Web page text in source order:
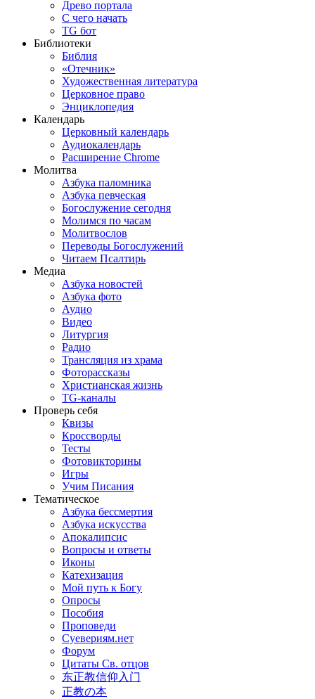
Древо портала
С чего начать
TG бот
Библиотеки
Библия
«Отечник»
Художественная литература
Церковное право
Энциклопедия
Календарь
Церковный календарь
Аудиокалендарь
Расширение Chrome
Молитва
Азбука паломника
Азбука певческая
Богослужение сегодня
Молимся по часам
Молитвослов
Переводы Богослужений
Читаем Псалтирь
Медиа
Азбука новостей
Азбука фото
Аудио
Видео
Литургия
Радио
Трансляция из храма
Фоторассказы
Христианская жизнь
TG-каналы
Проверь себя
Квизы
Кроссворды
Тесты
Фотовикторины
Игры
Учим Писания
Тематическое
Азбука бессмертия
Азбука искусства
Апокалипсис
Вопросы и ответы
Иконы
Катехизация
Мой путь к Богу
Опросы
Пособия
Проповеди
Суевериям.нет
Форум
Цитаты Св. отцов
东正教信仰入门
正教の本